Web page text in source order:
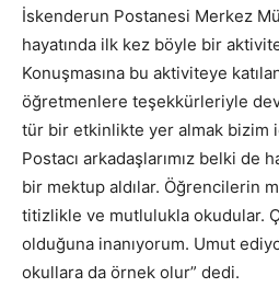
İskenderun Postanesi Merkez
hayatında ilk kez böyle bir
Konuşmasına bu aktiviteye
öğretmenlere teşekkürleriyle
tür bir etkinlikte yer almak bizim
Postacı arkadaşlarımız belki de
bir mektup aldılar. Öğrencilerin
titizlikle ve mutlulukla okudular.
olduğuna inanıyorum. Umut
okullara da örnek olur” dedi.